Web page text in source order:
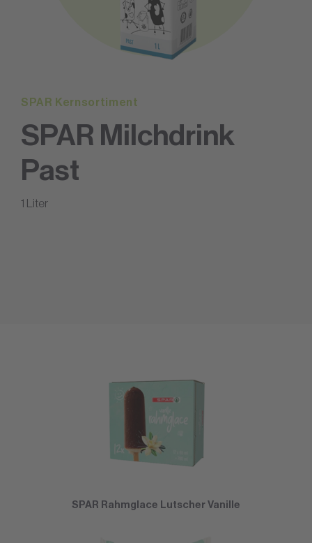
SPAR Kernsortiment
SPAR Milchdrink
Past
1 Liter
SPAR Rahmglace Lutscher Vanille